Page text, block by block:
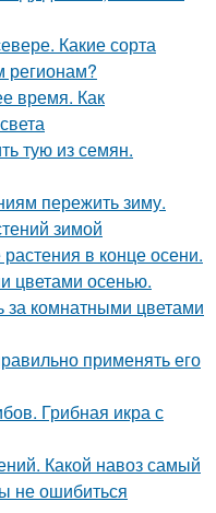
Какие сорта
регионам?
время. Как
тую из семян.
пережить зиму.
зимой
в конце осени.
цветами осенью.
за комнатными цветами
применять его
Грибная икра с
Какой навоз самый
не ошибиться